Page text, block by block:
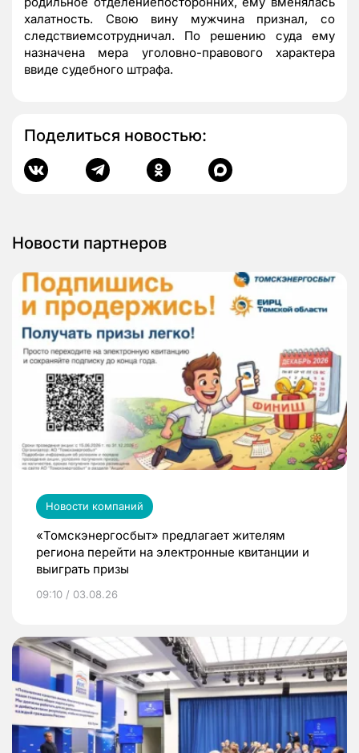
халатность. Свою вину мужчина признал, со
следствиемсотрудничал. По решению суда ему
назначена мера уголовно-правового характера
ввиде судебного штрафа.
Поделиться новостью:
Новости партнеров
Новости компаний
«Томскэнергосбыт» предлагает жителям
региона перейти на электронные квитанции и
выиграть призы
09:10 / 03.08.26